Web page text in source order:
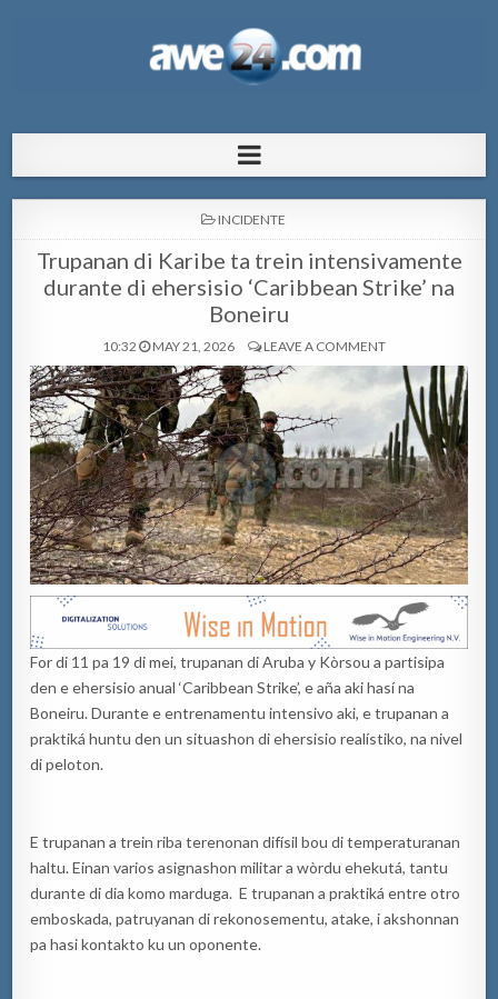
pa Aruba
POSTED
INCIDENTE
Trupanan di Karibe ta trein intensivamente
durante di ehersisio ‘Caribbean Strike’ na
Boneiru
10:32 MAY 21, 2026 LEAVE A COMMENT
For di 11 pa 19 di mei, trupanan di Aruba y Kòrsou a partisipa
den e ehersisio anual ‘Caribbean Strike’, e aña aki hasí na
Boneiru. Durante e entrenamentu intensivo aki, e trupanan a
praktiká huntu den un situashon di ehersisio realístiko, na nivel
di peloton.
E trupanan a trein riba terenonan difísil bou di temperaturanan
haltu. Einan varios asignashon militar a wòrdu ehekutá, tantu
durante di dia komo marduga. E trupanan a praktiká entre otro
emboskada, patruyanan di rekonosementu, atake, i akshonnan
pa hasi kontakto ku un oponente.